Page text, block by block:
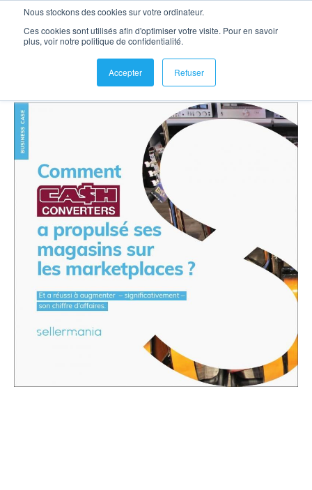
Nous stockons des cookies sur votre ordinateur.
Ces cookies sont utilisés afin d'optimiser votre visite. Pour en savoir
plus, voir notre politique de confidentialité.
Accepter Refuser
se connecter
Cas client Cash Converters